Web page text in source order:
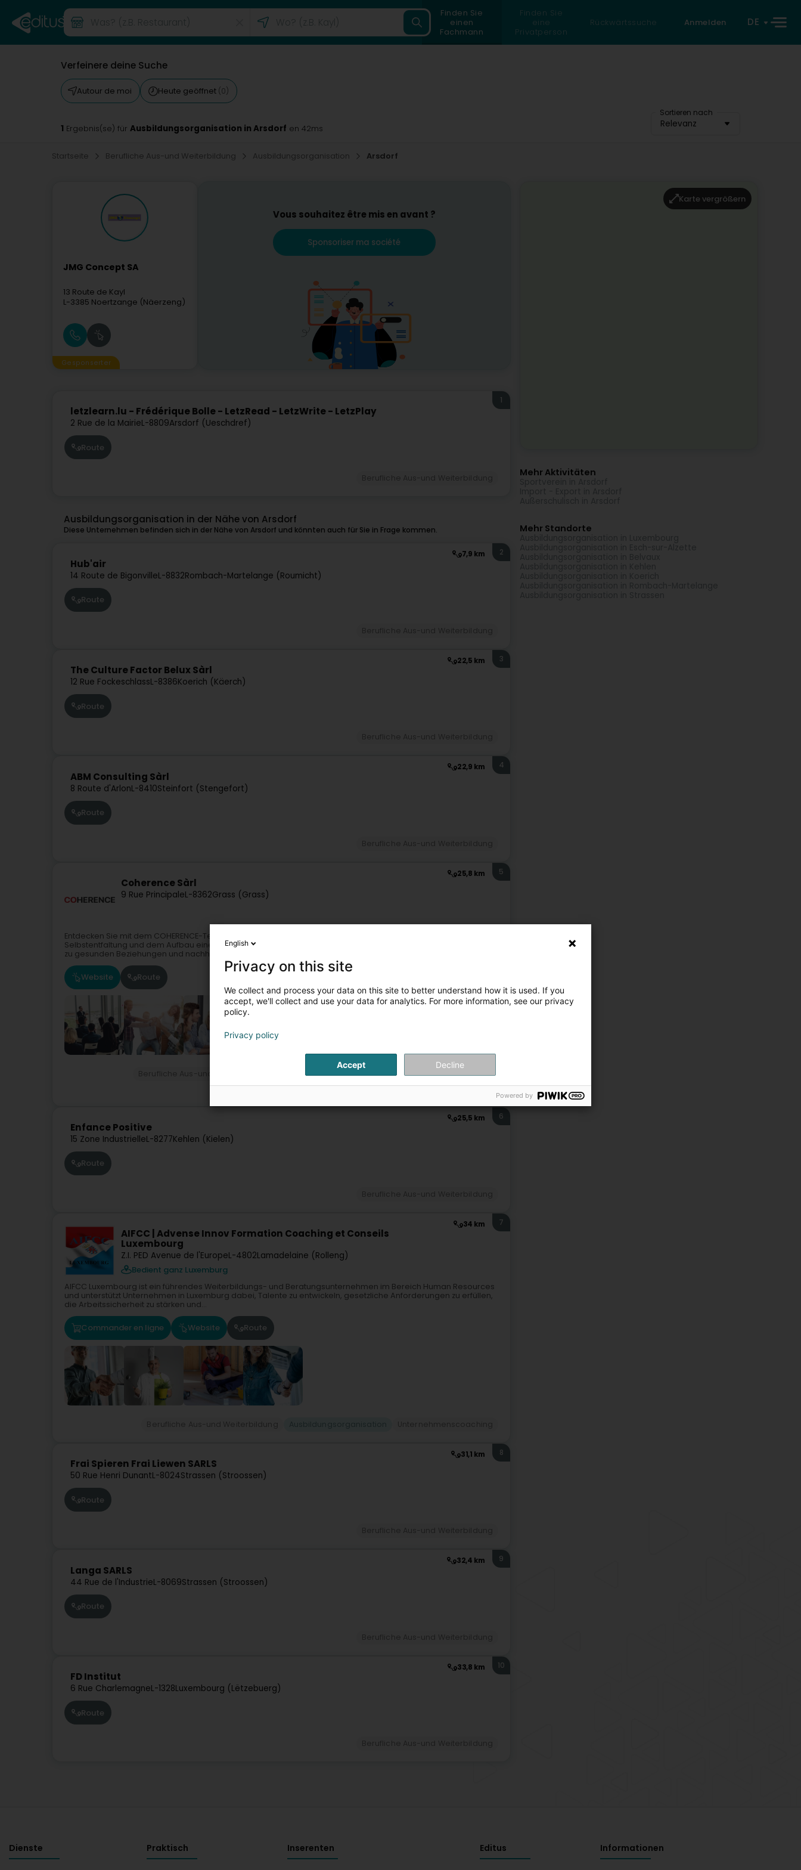
Finden Sie
einen
Fachmann
Finden Sie
eine
Privatperson
Rückwärtssuche Anmelden DE
Verfeinere deine Suche
Autour de moi Heute geöffnet (0)
Sortieren nach
Relevanz
1 Ergebnis(se) für Ausbildungsorganisation in Arsdorf en 42ms
Startseite Berufliche Aus-und Weiterbildung Ausbildungsorganisation Arsdorf
JMG Concept SA
13 Route de Kayl
L-3385 Noertzange (Näerzeng)
Gesponserter
Vous souhaitez être mis en avant ?
Sponsoriser ma société
letzlearn.lu - Frédérique Bolle - LetzRead - LetzWrite - LetzPlay
2 Rue de la MairieL-8809Arsdorf (Ueschdref)
1
Route
Ausbildungsorganisation in der Nähe von Arsdorf
Diese Unternehmen befinden sich in der Nähe von Arsdorf und könnten auch für Sie in Frage kommen.
7,9 km
Hub'air
14 Route de BigonvilleL-8832Rombach-Martelange (Roumicht)
2
Route
22,5 km
The Culture Factor Belux Sàrl
12 Rue FockeschlassL-8386Koerich (Käerch)
3
Route
22,9 km
ABM Consulting Sàrl
8 Route d'ArlonL-8410Steinfort (Stengefort)
4
Route
25,8 km
Coherence Sàrl
9 Rue PrincipaleL-8362Grass (Grass)
5
Entdecken Sie mit dem COHERENCE-Team, wie man Menschen wieder mit der Freude an der Arbeit, der
Selbstentfaltung und dem Aufbau eines kooperativen Geistes verbindet.Wir tragen dazu bei, die Arbeitswelt hin
zu gesunden Beziehungen und nachhaltiger...
Website Route
Unternehmenscoaching
Ausbildung am Arbeitsplatz
Ausbildungsorganisation
25,5 km
Enfance Positive
15 Zone IndustrielleL-8277Kehlen (Kielen)
6
Route
34 km
AIFCC | Advense Innov Formation Coaching et Conseils
Luxembourg
Z.I. PED Avenue de l'EuropeL-4802Lamadelaine (Rolleng)
Bedient ganz Luxemburg
7
AIFCC Luxembourg ist ein führendes Weiterbildungs- und Beratungsunternehmen im Bereich Human Resources
und unterstützt Unternehmen in Luxemburg dabei, Talente zu entwickeln, gesetzliche Anforderungen zu erfüllen,
die Arbeitssicherheit zu stärken und...
Commander en ligne Website Route
31,1 km
Frai Spieren Frai Liewen SARLS
50 Rue Henri DunantL-8024Strassen (Stroossen)
8
Route
32,4 km
Langa SARLS
44 Rue de l'IndustrieL-8069Strassen (Stroossen)
9
Route
33,8 km
FD Institut
6 Rue CharlemagneL-1328Luxembourg (Lëtzebuerg)
10
Route
Karte vergrößern
Mehr Aktivitäten
Mehr Standorte
Dienste Praktisch Inserenten Editus Informationen
English
Privacy on this site
We collect and process your data on this site to better understand how it is used. If you
accept, we'll collect and use your data for analytics. For more information, see our privacy
policy.
Privacy policy
Accept Decline
Powered by